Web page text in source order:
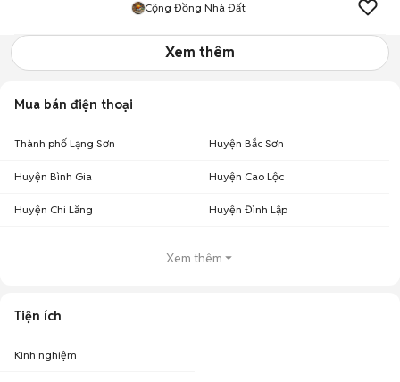
Cộng Đồng Nhà Đất
Xem thêm
Mua bán điện thoại
Thành phố Lạng Sơn Huyện Bắc Sơn
Huyện Bình Gia Huyện Cao Lộc
Huyện Chi Lăng Huyện Đình Lập
Xem thêm
Tiện ích
Kinh nghiệm